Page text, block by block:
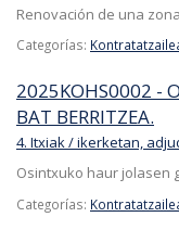
Renovación de una
Categorías:
2025KOHS0002 -
BAT BERRITZEA.
4. Itxiak / ikerketan,
Osintxuko haur jolasen
Categorías: